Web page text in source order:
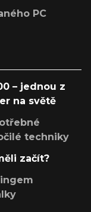
PC
– jednou z
na světě
techniky
začít?